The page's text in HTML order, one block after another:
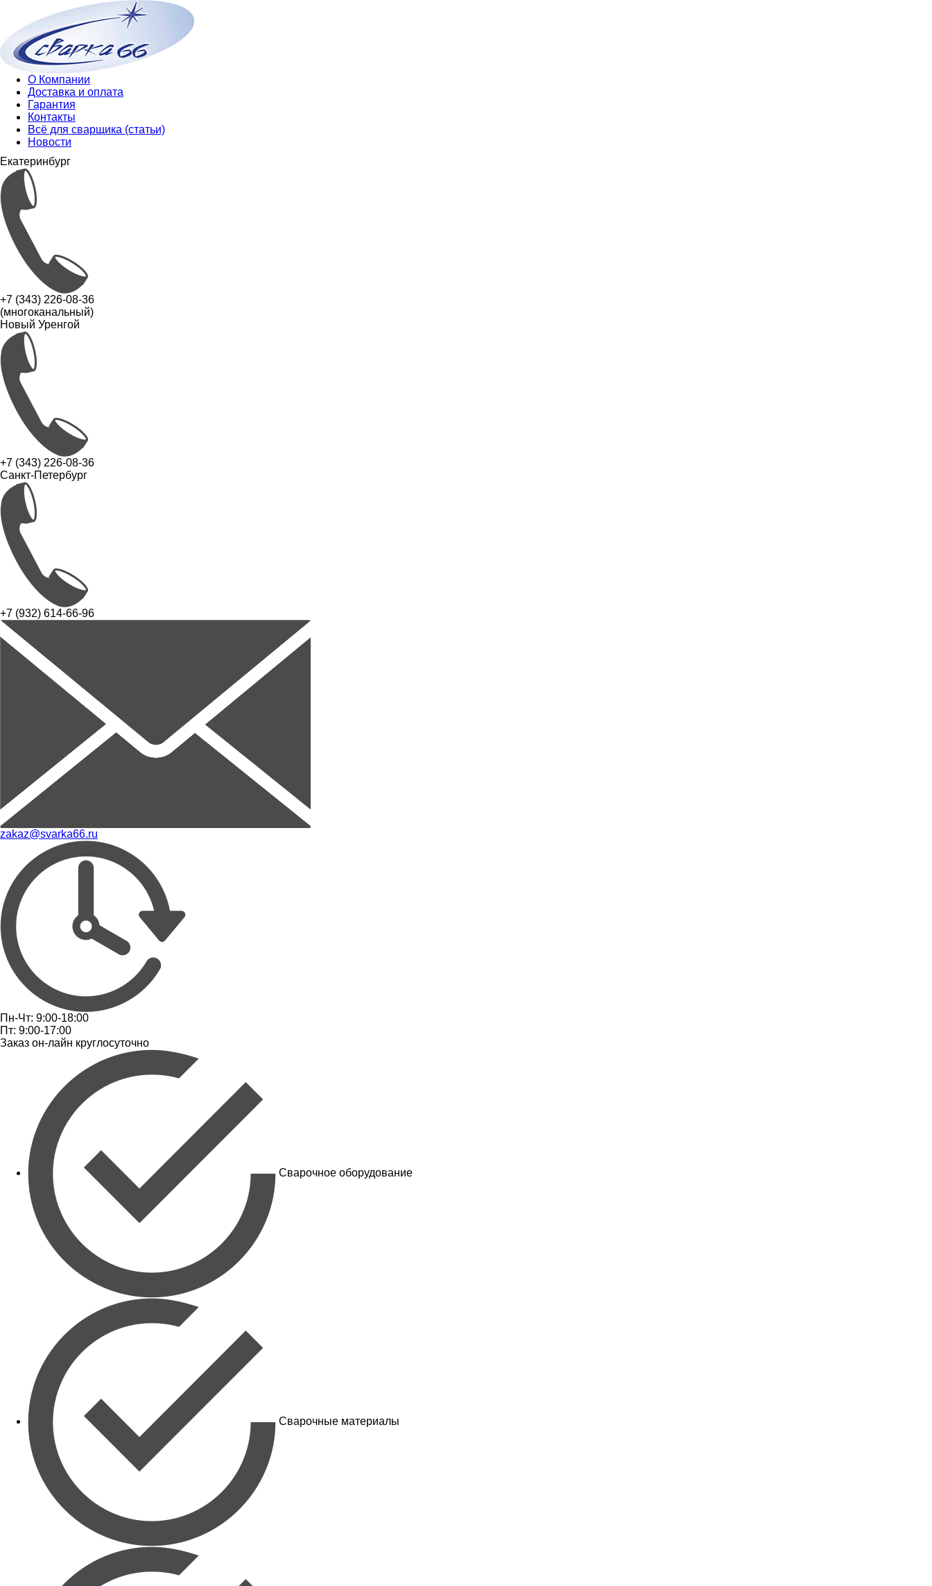
О Компании
Доставка и оплата
Гарантия
Контакты
Всё для сварщика (статьи)
Новости
Екатеринбург
+7 (343) 226-08-36
(многоканальный)
Новый Уренгой
+7 (343) 226-08-36
Санкт-Петербург
+7 (932) 614-66-96
zakaz@svarka66.ru
Пн-Чт: 9:00-18:00
Пт: 9:00-17:00
Заказ он-лайн круглосуточно
Сварочное оборудование
Сварочные материалы